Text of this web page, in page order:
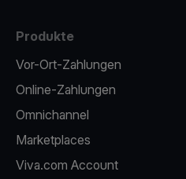
Produkte
Vor-Ort-Zahlungen
Online-Zahlungen
Omnichannel
Marketplaces
Viva.com Account